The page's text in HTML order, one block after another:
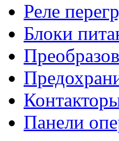
Реле
Блоки
Панели